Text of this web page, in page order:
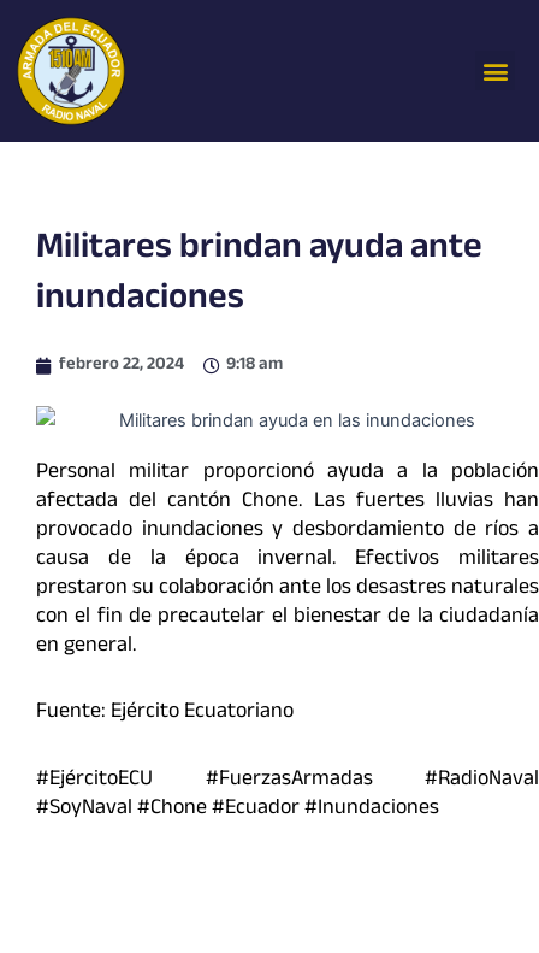
contenido
Militares brindan ayuda ante
inundaciones
febrero 22, 2024 9:18 am
Personal militar proporcionó ayuda a la población
afectada del cantón Chone. Las fuertes lluvias han
provocado inundaciones y desbordamiento de ríos a
causa de la época invernal. Efectivos militares
prestaron su colaboración ante los desastres naturales
con el fin de precautelar el bienestar de la ciudadanía
en general.
Fuente: Ejército Ecuatoriano
#EjércitoECU #FuerzasArmadas #RadioNaval
#SoyNaval #Chone #Ecuador #Inundaciones